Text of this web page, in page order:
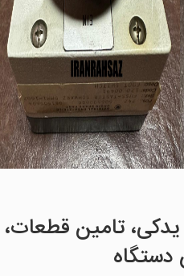
تامین قطعات،